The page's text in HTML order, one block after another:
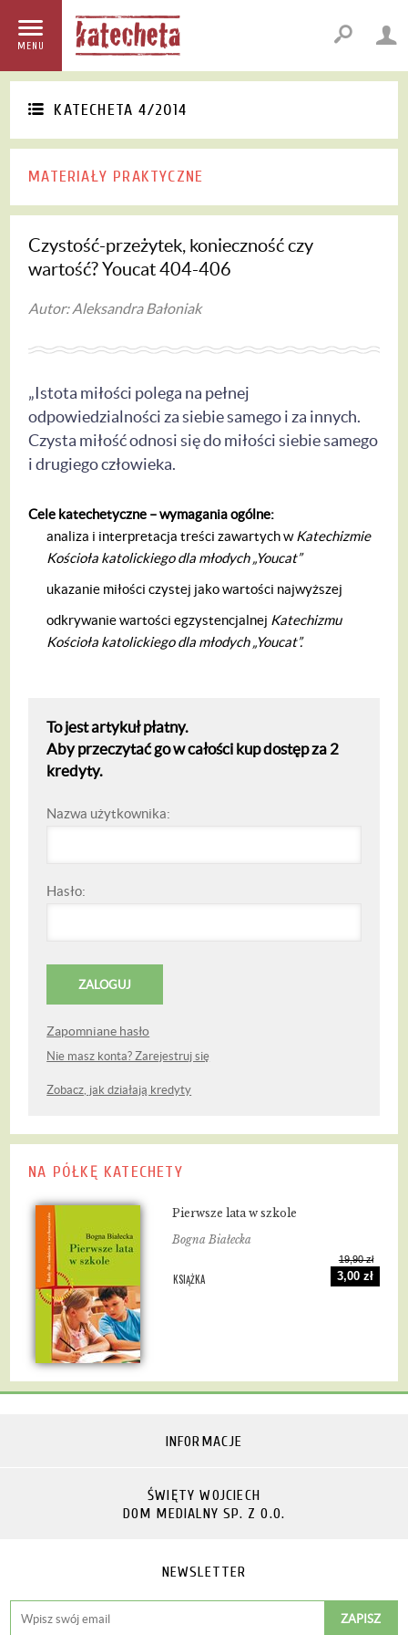
MENU
KATECHETA 4/2014
MATERIAŁY PRAKTYCZNE
Czystość-przeżytek, konieczność czy
wartość? Youcat 404-406
Autor: Aleksandra Bałoniak
„Istota miłości polega na pełnej
odpowiedzialności za siebie samego i za innych.
Czysta miłość odnosi się do miłości siebie samego
i drugiego człowieka.
Cele katechetyczne – wymagania ogólne:
analiza i interpretacja treści zawartych wKatechizmie
Kościoła katolickiego dla młodych „Youcat”
ukazanie miłości czystej jako wartości najwyższej
odkrywanie wartości egzystencjalnej Katechizmu
Kościoła katolickiego dla młodych „Youcat”.
To jest artykuł płatny.
Aby przeczytać go w całości kup dostęp za 2
kredyty.
Nazwa użytkownika:
Hasło:
Zapomniane hasło
Nie masz konta? Zarejestruj się
Zobacz, jak działają kredyty
NA PÓŁKĘ KATECHETY
Pierwsze lata w szkole
Bogna Białecka
KSIĄŻKA
19,90 zł
3,00 zł
INFORMACJE
ŚWIĘTY WOJCIECH
DOM MEDIALNY SP. Z O.O.
NEWSLETTER